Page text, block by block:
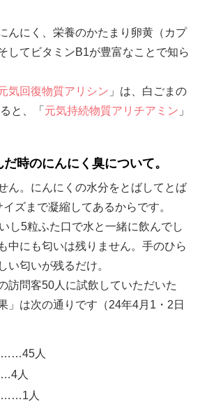
んにく、栄養のかたまり卵黄（カプ
してビタミンB1が豊富なことで知ら
気回復物質アリシン 」は、白ごまの
と、「 元気持続物質アリチアミン 」
時のにんにく臭について。
ん。にんにくの水分をとばしてとば
ズまで凝縮してあるからです。
し5粒ふた口で水と一緒に飲んでし
中にも匂いは残りません。手のひら
い匂いが残るだけ。
訪問客50人に試飲していただいた
」は次の通りです（24年4月1・2日
……45人
人
……1人